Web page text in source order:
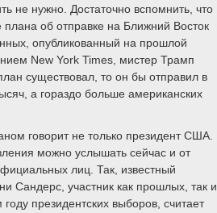
не нужно. Достаточно вспомнить, что
плана об отправке на Ближний Восток
опубликованный на прошлой
New York Times, мистер Трамп
существовал, то он бы отправил в
а гораздо больше американских
говорит не только президент США.
можно услышать сейчас и от
лиц. Так, известный
Сандерс, участник как прошлых, так и
президентских выборов, считает